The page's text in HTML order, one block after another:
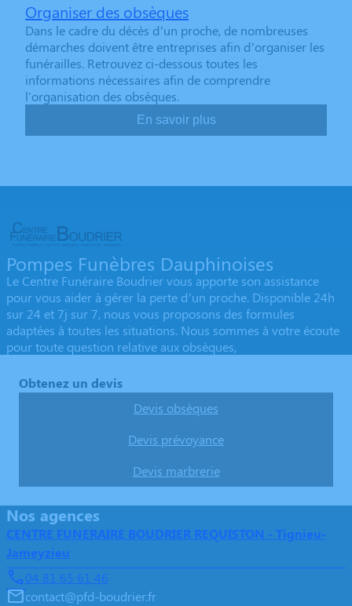
Organiser des obsèques
Dans le cadre du décès d’un proche, de nombreuses
démarches doivent être entreprises afin d’organiser les
funérailles. Retrouvez ci-dessous toutes les
informations nécessaires afin de comprendre
l'organisation des obsèques.
En savoir plus
Pompes Funèbres Dauphinoises
Le Centre Funéraire Boudrier vous apporte son assistance
pour vous aider à gérer la perte d’un proche. Disponible 24h
sur 24 et 7j sur 7, nous vous proposons des formules
adaptées à toutes les situations. Nous sommes à votre écoute
pour toute question relative aux obsèques,
Obtenez un devis
Devis obsèques
Devis prévoyance
Devis marbrerie
Nos agences
CENTRE FUNERAIRE BOUDRIER REQUISTON - Tignieu-
Jameyzieu
04 81 65 61 46
contact@pfd-boudrier.fr